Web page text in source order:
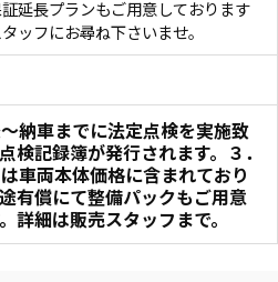
延長プランもご用意しております
ッフにお尋ね下さいませ。
納車までに法定点検を実施致
検記録簿が発行されます。３．
車両本体価格に含まれており
有償にて整備パックもご用意
詳細は販売スタッフまで。